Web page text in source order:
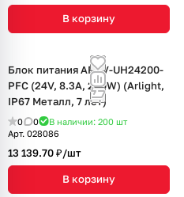
В корзину
Блок питания ARPV-UH24200-
PFC (24V, 8.3A, 200W) (Arlight,
IP67 Металл, 7 лет)
0 0 В наличии: 200 шт
Арт. 028086
13 139.70 ₽/шт
В корзину